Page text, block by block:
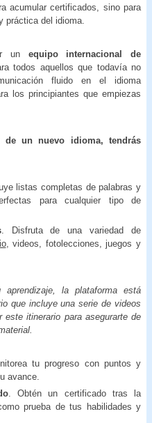
acumular certificados, sino para
práctica del idioma.
un equipo internacional de
todos aquellos que todavía no
fluido en el idioma
los principiantes que empiezas
un nuevo idioma, tendrás
listas completas de palabras y
para cualquier tipo de
. Disfruta de una variedad de
, videos, fotolecciones, juegos y
la plataforma está
que incluye una serie de videos
itinerario para asegurarte de
tu progreso con puntos y
avance.
. Obtén un certificado tras la
prueba de tus habilidades y